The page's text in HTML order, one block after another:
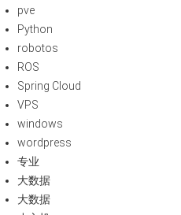
pve
Python
robotos
ROS
Spring Cloud
VPS
windows
wordpress
专业
大数据
大数据